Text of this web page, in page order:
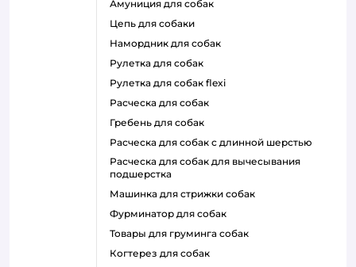
амуниция для собак
цепь для собаки
намордник для собак
рулетка для собак
рулетка для собак flexi
расческа для собак
гребень для собак
расческа для собак с длинной шерстью
расческа для собак для вычесывания
подшерстка
машинка для стрижки собак
фурминатор для собак
товары для груминга собак
когтерез для собак